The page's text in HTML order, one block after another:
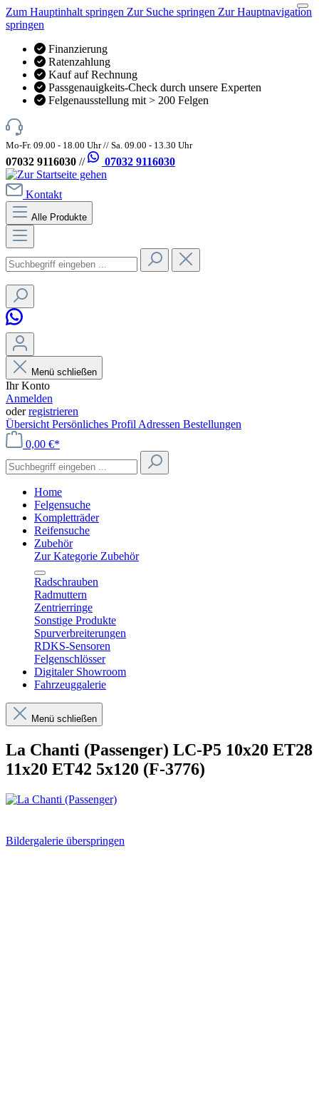
Zum Hauptinhalt springen Zur Suche springen Zur Hauptnavigation
springen
Finanzierung
Ratenzahlung
Kauf auf Rechnung
Passgenauigkeits-Check durch unsere Experten
Felgenausstellung mit > 200 Felgen
Mo-Fr. 09.00 - 18.00 Uhr // Sa. 09.00 - 13.30 Uhr
07032 9116030 // 07032 9116030
Kontakt
Alle Produkte
Menü schließen
Ihr Konto
Anmelden
oderregistrieren
Übersicht Persönliches Profil Adressen Bestellungen
0,00 €*
Home
Felgensuche
Kompletträder
Reifensuche
Zubehör
Zur Kategorie Zubehör
Radschrauben
Radmuttern
Zentrierringe
Sonstige Produkte
Spurverbreiterungen
RDKS-Sensoren
Felgenschlösser
Digitaler Showroom
Fahrzeuggalerie
Menü schließen
La Chanti (Passenger) LC-P5 10x20 ET28
11x20 ET42 5x120 (F-3776)
Bildergalerie überspringen